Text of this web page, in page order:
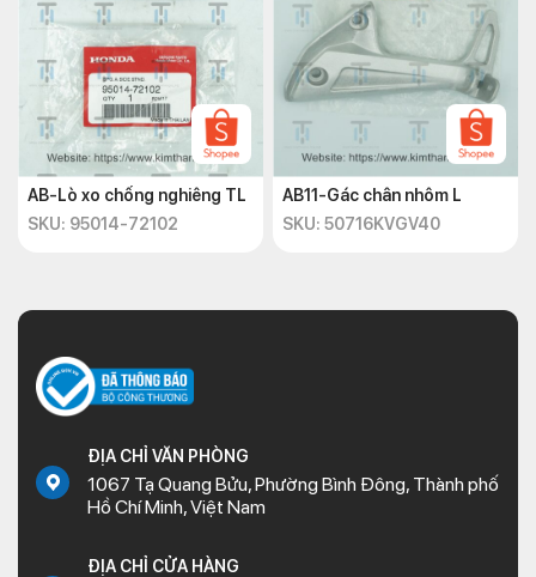
AB-Lò xo chống nghiêng TL
SKU: 95014-72102
AB11-Gác chân nhôm L
SKU: 50716KVGV40
ĐỊA CHỈ VĂN PHÒNG
1067 Tạ Quang Bửu, Phường Bình Đông, Thành phố
Hồ Chí Minh, Việt Nam
ĐỊA CHỈ CỬA HÀNG